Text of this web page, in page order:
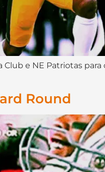
Club e NE Patriotas
Round